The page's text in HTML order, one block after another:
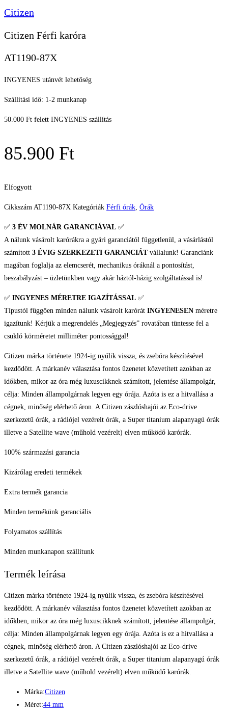
Citizen
Citizen Férfi karóra
AT1190-87X
INGYENES utánvét lehetőség
Szállítási idő: 1-2 munkanap
50.000 Ft felett INGYENES szállítás
85.900 Ft
Elfogyott
Cikkszám AT1190-87X Kategóriák Férfi órák, Órák
✅ 3 ÉV MOLNÁR GARANCIÁVAL ✅
A nálunk vásárolt karórákra a gyári garanciától függetlenül, a vásárlástól
számított 3 ÉVIG SZERKEZETI GARANCIÁTvállalunk! Garanciánk
magában foglalja az elemcserét, mechanikus óráknál a pontosítást,
beszabályzást – üzletünkben vagy akár háztól-házig szolgáltatással is!
✅ INGYENES MÉRETRE IGAZÍTÁSSAL ✅
Típustól függően minden nálunk vásárolt karórát INGYENESEN méretre
igazítunk! Kérjük a megrendelés „Megjegyzés” rovatában tüntesse fel a
csukló körméretet milliméter pontossággal!
Citizen márka története 1924-ig nyúlik vissza, és zsebóra készítésével
kezdődött. A márkanév választása fontos üzenetet közvetített azokban az
időkben, mikor az óra még luxuscikknek számított, jelentése állampolgár,
célja: Minden állampolgárnak legyen egy órája. Azóta is ez a hitvallása a
cégnek, minőség elérhető áron. A Citizen zászlóshajói az Eco-drive
szerkezetű órák, a rádiójel vezérelt órák, a Super titanium alapanyagú órák
illetve a Satellite wave (műhold vezérelt) elven működő karórák.
100% származási garancia
Kizárólag eredeti termékek
Extra termék garancia
Minden termékünk garanciális
Folyamatos szállítás
Minden munkanapon szállítunk
Termék leírása
Citizen márka története 1924-ig nyúlik vissza, és zsebóra készítésével
kezdődött. A márkanév választása fontos üzenetet közvetített azokban az
időkben, mikor az óra még luxuscikknek számított, jelentése állampolgár,
célja: Minden állampolgárnak legyen egy órája. Azóta is ez a hitvallása a
cégnek, minőség elérhető áron. A Citizen zászlóshajói az Eco-drive
szerkezetű órák, a rádiójel vezérelt órák, a Super titanium alapanyagú órák
illetve a Satellite wave (műhold vezérelt) elven működő karórák.
Márka:Citizen
Méret:44 mm